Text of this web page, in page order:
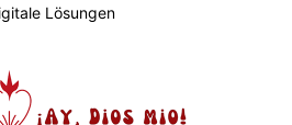
Lösungen